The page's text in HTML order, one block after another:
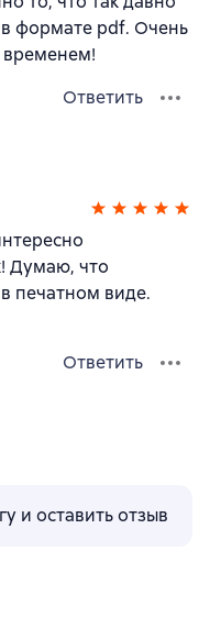
формате pdf. Очень
временем!
Ответить
Думаю, что
печатном виде.
Ответить
и оставить отзыв